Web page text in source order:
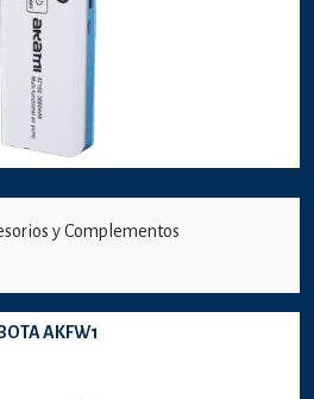
y Complementos
BOTA AKFW1